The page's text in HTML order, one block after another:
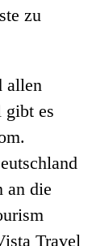
zu
allen
gibt es
an die
Travel